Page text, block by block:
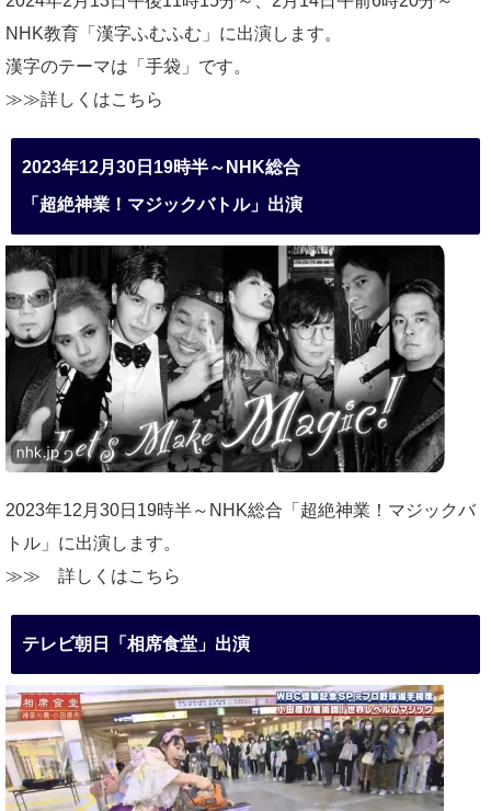
NHK教育「漢字ふむふむ」に出演します。
漢字のテーマは「手袋」です。
≫≫詳しくはこちら
2023年12月30日19時半～NHK総合
「超絶神業！マジックバトル」出演
2023年12月30日19時半～NHK総合「超絶神業！マジックバ
トル」に出演します。
≫≫ 詳しくはこちら
テレビ朝日「相席食堂」出演